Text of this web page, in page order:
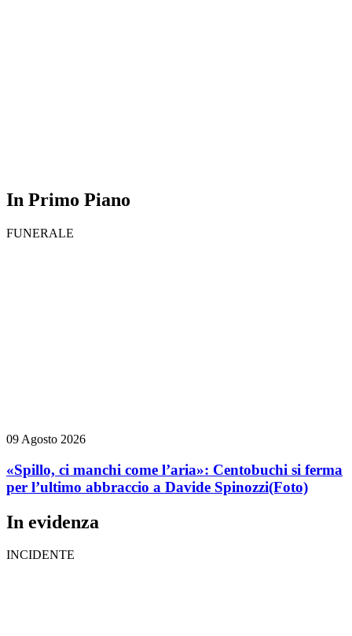
In Primo Piano
FUNERALE
09 Agosto 2026
«Spillo, ci manchi come l’aria»: Centobuchi si ferma
per l’ultimo abbraccio a Davide Spinozzi(Foto)
In evidenza
INCIDENTE